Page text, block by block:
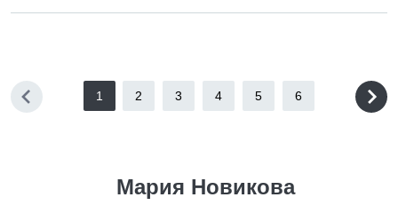
1 2 3 4 5 6
Мария Новикова